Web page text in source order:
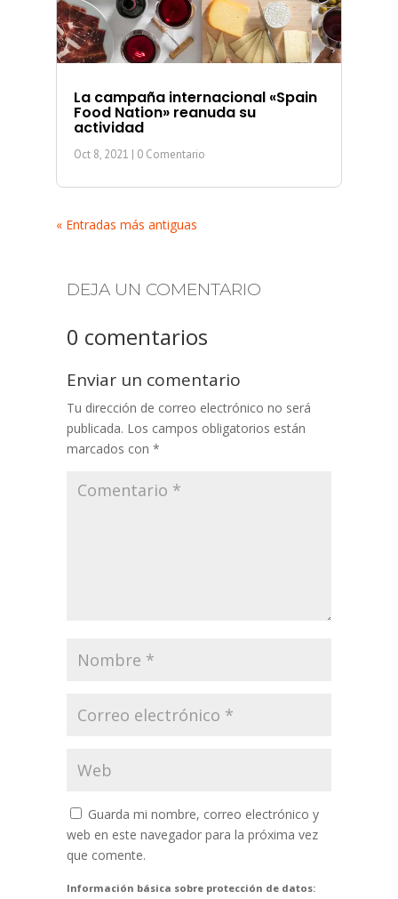
La campaña internacional «Spain
Food Nation» reanuda su
actividad
Oct 8, 2021 | 0 Comentario
« Entradas más antiguas
DEJA UN COMENTARIO
0 comentarios
Enviar un comentario
Tu dirección de correo electrónico no será
publicada. Los campos obligatorios están
marcados con *
Guarda mi nombre, correo electrónico y
web en este navegador para la próxima vez
que comente.
Información básica sobre protección de datos: